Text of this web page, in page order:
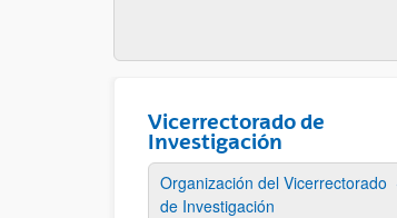
Vicerrectorado de
Investigación
Organización del Vicerrectorado
de Investigación